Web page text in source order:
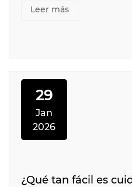
Leer más
29
Jan
2026
¿Qué tan fácil es